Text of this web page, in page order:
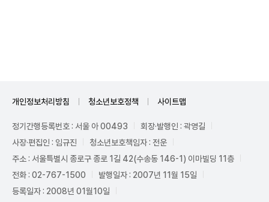
개인정보처리방침 청소년보호정책 사이트맵
정기간행등록번호 : 서울 아 00493
회장·발행인 : 곽영길
사장·편집인 : 임규진
청소년보호책임자 : 전운
주소 : 서울특별시 종로구 종로 1길 42(수송동 146-1) 이마빌딩 11층
전화 : 02-767-1500
발행일자 : 2007년 11월 15일
등록일자 : 2008년 01월10일